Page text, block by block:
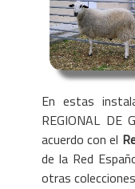
En estas
REGIONAL DE
acuerdo con el
de la Red
otras